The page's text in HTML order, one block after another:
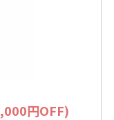
円OFF)